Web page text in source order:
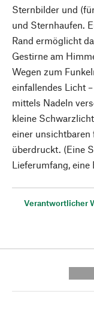
Sternbilder und
und Sternhaufen.
Rand ermöglicht
Gestirne am
Wegen zum
einfallendes Licht
mittels Nadeln
kleine
einer
überdruckt. (Eine
Lieferumfang, eine
Verantwortlicher